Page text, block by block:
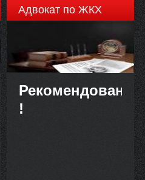
Адвокат по ЖКХ
Рекомендовано
!